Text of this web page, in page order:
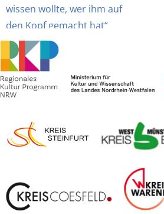
wissen wollte, wer ihm auf
den Kopf gemacht hat“